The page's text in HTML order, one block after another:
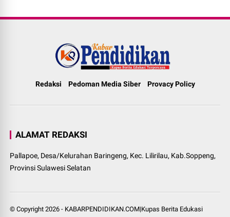
Redaksi Pedoman Media Siber Provacy Policy
ALAMAT REDAKSI
Pallapoe, Desa/Kelurahan Baringeng, Kec. Lilirilau, Kab.Soppeng,
Provinsi Sulawesi Selatan
© Copyright2026 - KABARPENDIDIKAN.COM|Kupas Berita Edukasi